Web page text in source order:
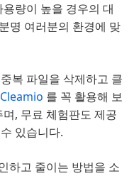
량이 높을 경우의 대
명 여러분의 환경에 맞
복 파일을 삭제하고 클
를 꼭 활용해 보
, 무료 체험판도 제공
있습니다.
하고 줄이는 방법을 소